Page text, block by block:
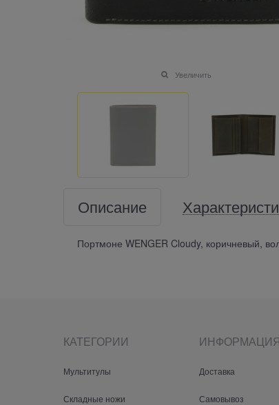
Увеличить
Описание
Портмоне WENGER Cloudy, коричневый,
КАТЕГОРИИ
Мультитулы
Складные ножи
ИНФОРМАЦИЯ
Доставка
Самовывоз